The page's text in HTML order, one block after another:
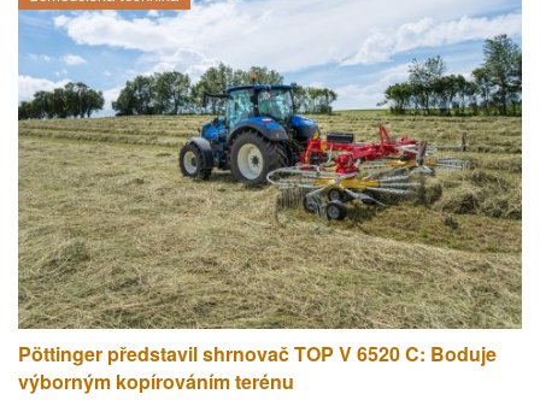
Pöttinger představil shrnovač TOP V 6520 C: Boduje
výborným kopírováním terénu